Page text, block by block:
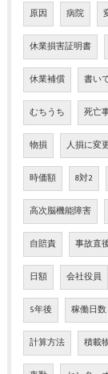
原因 病院
休業損害証明書
休業補償 書い
むちうち 死亡
物損 人損に変
時価額 8対2
高次脳機能障害
自賠責 事故直
日額 会社役員
5年後 稼働日数
計算方法 積載